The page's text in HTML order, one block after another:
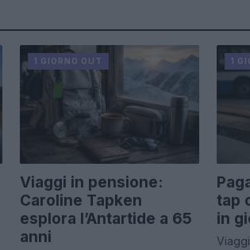
1 GIORNO OUT
Viaggi in pensione:
Caroline Tapken
esplora l’Antartide a 65
anni
1
tap
in